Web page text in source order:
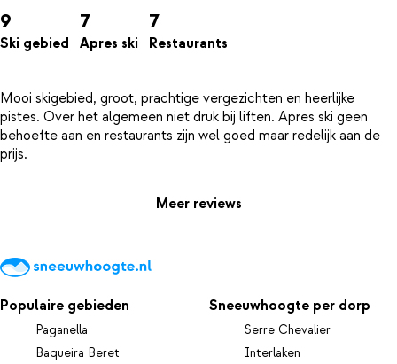
9
Ski gebied
7
Apres ski
7
Restaurants
Mooi skigebied, groot, prachtige vergezichten en heerlijke
pistes. Over het algemeen niet druk bij liften. Apres ski geen
behoefte aan en restaurants zijn wel goed maar redelijk aan de
Meer reviews
Populaire gebieden
Paganella
Baqueira Beret
Sneeuwhoogte per dorp
Serre Chevalier
Interlaken